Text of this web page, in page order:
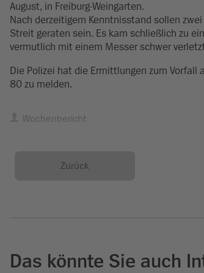
August, in Freiburg-Weingarten.
Nach derzeitigem Kenntnisstand sollen
Streit geraten sein. Es kam schließlich zu
vermutlich mit einem Messer schwer
Die Polizei hat die Ermittlungen zum
80 zu melden.
Wochenbericht
Zurück
Das könnte Sie auch